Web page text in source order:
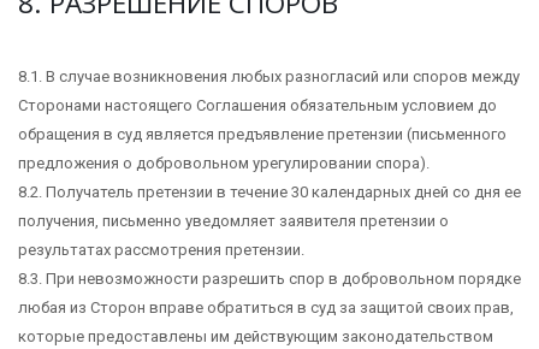
8.1. В случае возникновения любых разногласий или споров между
Сторонами настоящего Соглашения обязательным условием до
обращения в суд является предъявление претензии (письменного
предложения о добровольном урегулировании спора).
8.2. Получатель претензии в течение 30 календарных дней со дня ее
получения, письменно уведомляет заявителя претензии о
результатах рассмотрения претензии.
8.3. При невозможности разрешить спор в добровольном порядке
любая из Сторон вправе обратиться в суд за защитой своих прав,
которые предоставлены им действующим законодательством